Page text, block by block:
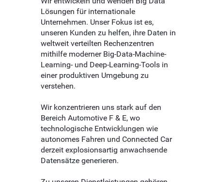
Lösungen für internationale
Unternehmen. Unser Fokus ist es,
unseren Kunden zu helfen, ihre Daten in
weltweit verteilten Rechenzentren
mithilfe moderner Big-Data-Machine-
Learning- und Deep-Learning-Tools in
einer produktiven Umgebung zu
verstehen.
Wir konzentrieren uns stark auf den
Bereich Automotive F & E, wo
technologische Entwicklungen wie
autonomes Fahren und Connected Car
derzeit explosionsartig anwachsende
Datensätze generieren.